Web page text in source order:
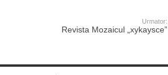
Urmator:
Revista Mozaicul „xykaysce”